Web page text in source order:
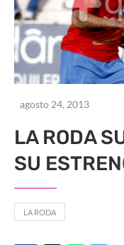
agosto 24, 2013
LA RODA
SU
LA RODA